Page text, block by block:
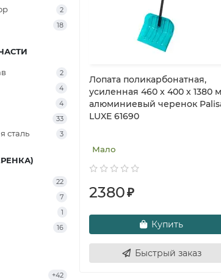
2
18
2
4
4
33
сталь 3
22
7
1
16
+42
Лопата поликарбонатная,
усиленная 460 x 400 х 1380
алюминиевый черенок
LUXE 61690
Мало
2380₽
Купить
Быстрый заказ